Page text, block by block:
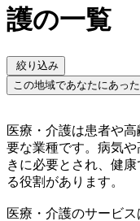
護の一覧
絞り込み
この地域であなたにあっ
医療・介護は患者や
要な業種です。病気
きに必要とされ、健
る役割があります。
医療・介護のサービ